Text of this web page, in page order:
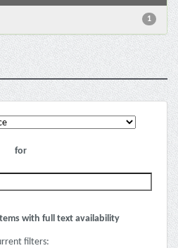
1
for
with full text availability
filters: